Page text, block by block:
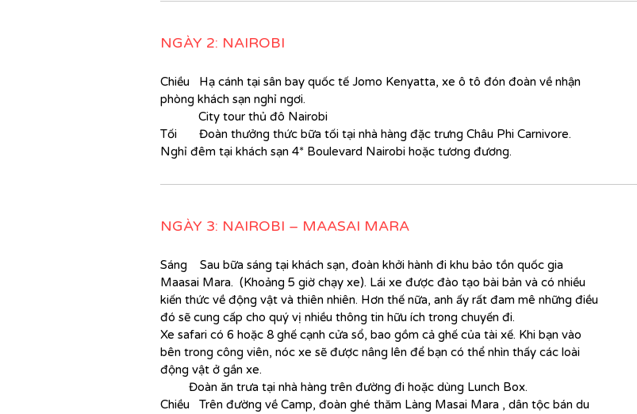
canh. Ngủ dưới tấm bạt trong công viên bảo tồn cũng
NGÀY 2: NAIROBI
Chiều Hạ cánh tại sân bay quốc tế Jomo Kenyatta, xe ô tô đón đoàn về nhận
phòng khách sạn nghỉ ngơi.
City tour thủ đô Nairobi
Tối Đoàn thưởng thức bữa tối tại nhà hàng đặc trưng Châu Phi Carnivore.
Nghỉ đêm tại khách sạn 4* Boulevard Nairobi hoặc tương đương.
NGÀY 3: NAIROBI – MAASAI MARA
Sáng Sau bữa sáng tại khách sạn, đoàn khởi hành đi khu bảo tồn quốc gia
Maasai Mara. (Khoảng 5 giờ chạy xe). Lái xe được đào tạo bài bản và có nhiều
kiến ​​thức về động vật và thiên nhiên. Hơn thế nữa, anh ấy rất đam mê những điều
đó sẽ cung cấp cho quý vị nhiều thông tin hữu ích trong chuyến đi.
Xe safari có 6 hoặc 8 ghế cạnh cửa sổ, bao gồm cả ghế của tài xế. Khi bạn vào
bên trong công viên, nóc xe sẽ được nâng lên để bạn có thể nhìn thấy các loài
động vật ở gần xe.
Đoàn ăn trưa tại nhà hàng trên đường đi hoặc dùng Lunch Box.
Chiều Trên đường về Camp, đoàn ghé thăm Làng Masai Mara , dân tộc bán du